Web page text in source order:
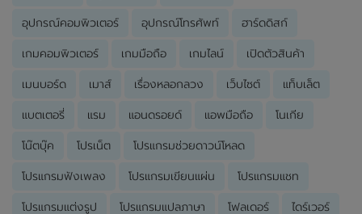
อุปกรณ์คอมพิวเตอร์ อุปกรณ์โทรศัพท์ ฮาร์ดดิสก์
เกมคอมพิวเตอร์ เกมมือถือ เกมไลน์ เปิดตัวสินค้า
เมนบอร์ด เมาส์ เรื่องหลอกลวง เว็บไซต์ แท็บเล็ต
แบตเตอรี่ แรม แอนดรอยด์ แอพมือถือ โนเกีย
โน๊ตบุ๊ค โปรเน็ต โปรแกรมช่วยดาวน์โหลด
โปรแกรมฟังเพลง โปรแกรมเขียนแผ่น โปรแกรมแชท
โปรแกรมแต่งรูป โปรแกรมแปลภาษา โฟลเดอร์ ไดร์เวอร์